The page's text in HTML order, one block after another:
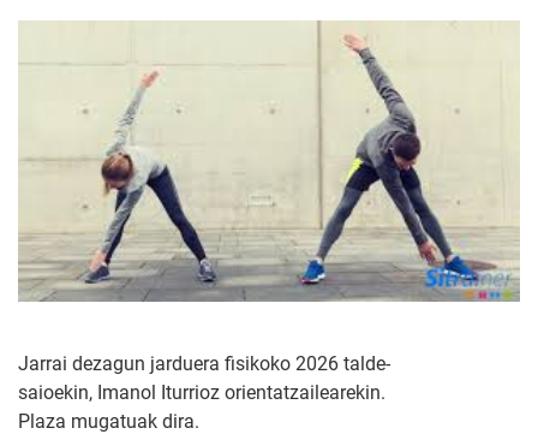
Jarrai dezagun jarduera fisikoko 2026 talde-
saioekin, Imanol Iturrioz orientatzailearekin.
Plaza mugatuak dira.